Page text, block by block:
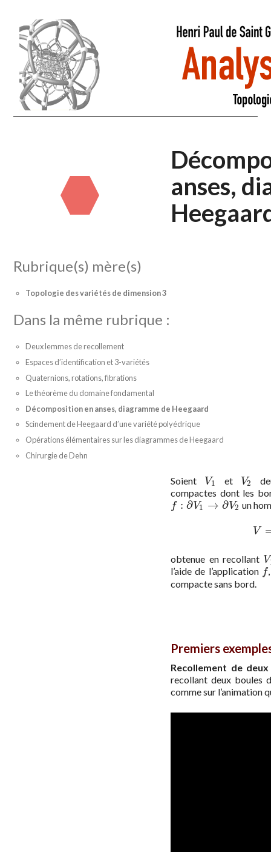
anses,
Rubrique(s) mère(s)
Topologie des variétés de dimension 3
Dans la même rubrique :
Deux lemmes de recollement
Espaces d’identification et 3-variétés
Quaternions, rotations, fibrations
Le théorème du domaine fondamental
Décomposition en anses, diagramme de Heegaard
Scindement de Heegaard d’une variété polyédrique
Opérations élémentaires sur les diagrammes de Heegaard
Chirurgie de Dehn
Soient V1
V1 et V2
V2
compactes dont les
f : ∂V1 → ∂V2
f:∂V1→ ∂V2 un
V V
obtenue en recollant V
V
l’aide de l’application f
f
compacte sans bord.
Premiers
Recollement de
recollant deux boules
comme sur l’animation